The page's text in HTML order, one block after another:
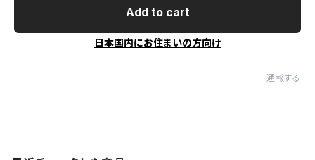
Add to cart
日本国内にお住まいの方向け
通報する